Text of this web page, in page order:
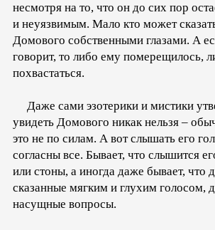
несмотря на то, что он до сих пор
и неуязвимым. Мало кто может
Домового собственными глазами. А
говорит, то либо ему померещилось,
похвастаться.
Даже сами эзотерики и мистики
увидеть Домового никак нельзя –
это не по силам. А вот слышать его
согласны все. Бывает, что слышится
или стоны, а иногда даже бывает, что
сказанные мягким и глухим голосом,
насущные вопросы.